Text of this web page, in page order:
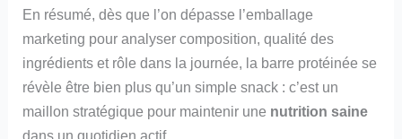
En résumé, dès que l’on dépasse l’emballage
marketing pour analyser composition, qualité des
ingrédients et rôle dans la journée, la barre protéinée se
révèle être bien plus qu’un simple snack : c’est un
maillon stratégique pour maintenir une nutrition saine
dans un quotidien actif.